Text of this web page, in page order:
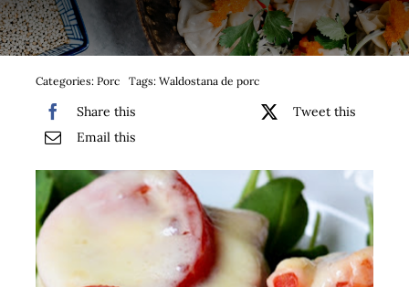
Bufet suedez si Coffee Break
Sushi
Oferta
Cos
Categories: Porc Tags: Waldostana de porc
Share this
Tweet this
Email this